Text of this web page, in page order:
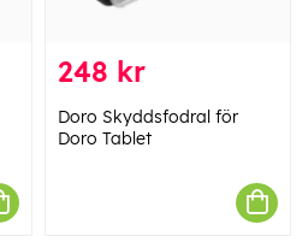
248 kr
Doro Skyddsfodral för
Doro Tablet